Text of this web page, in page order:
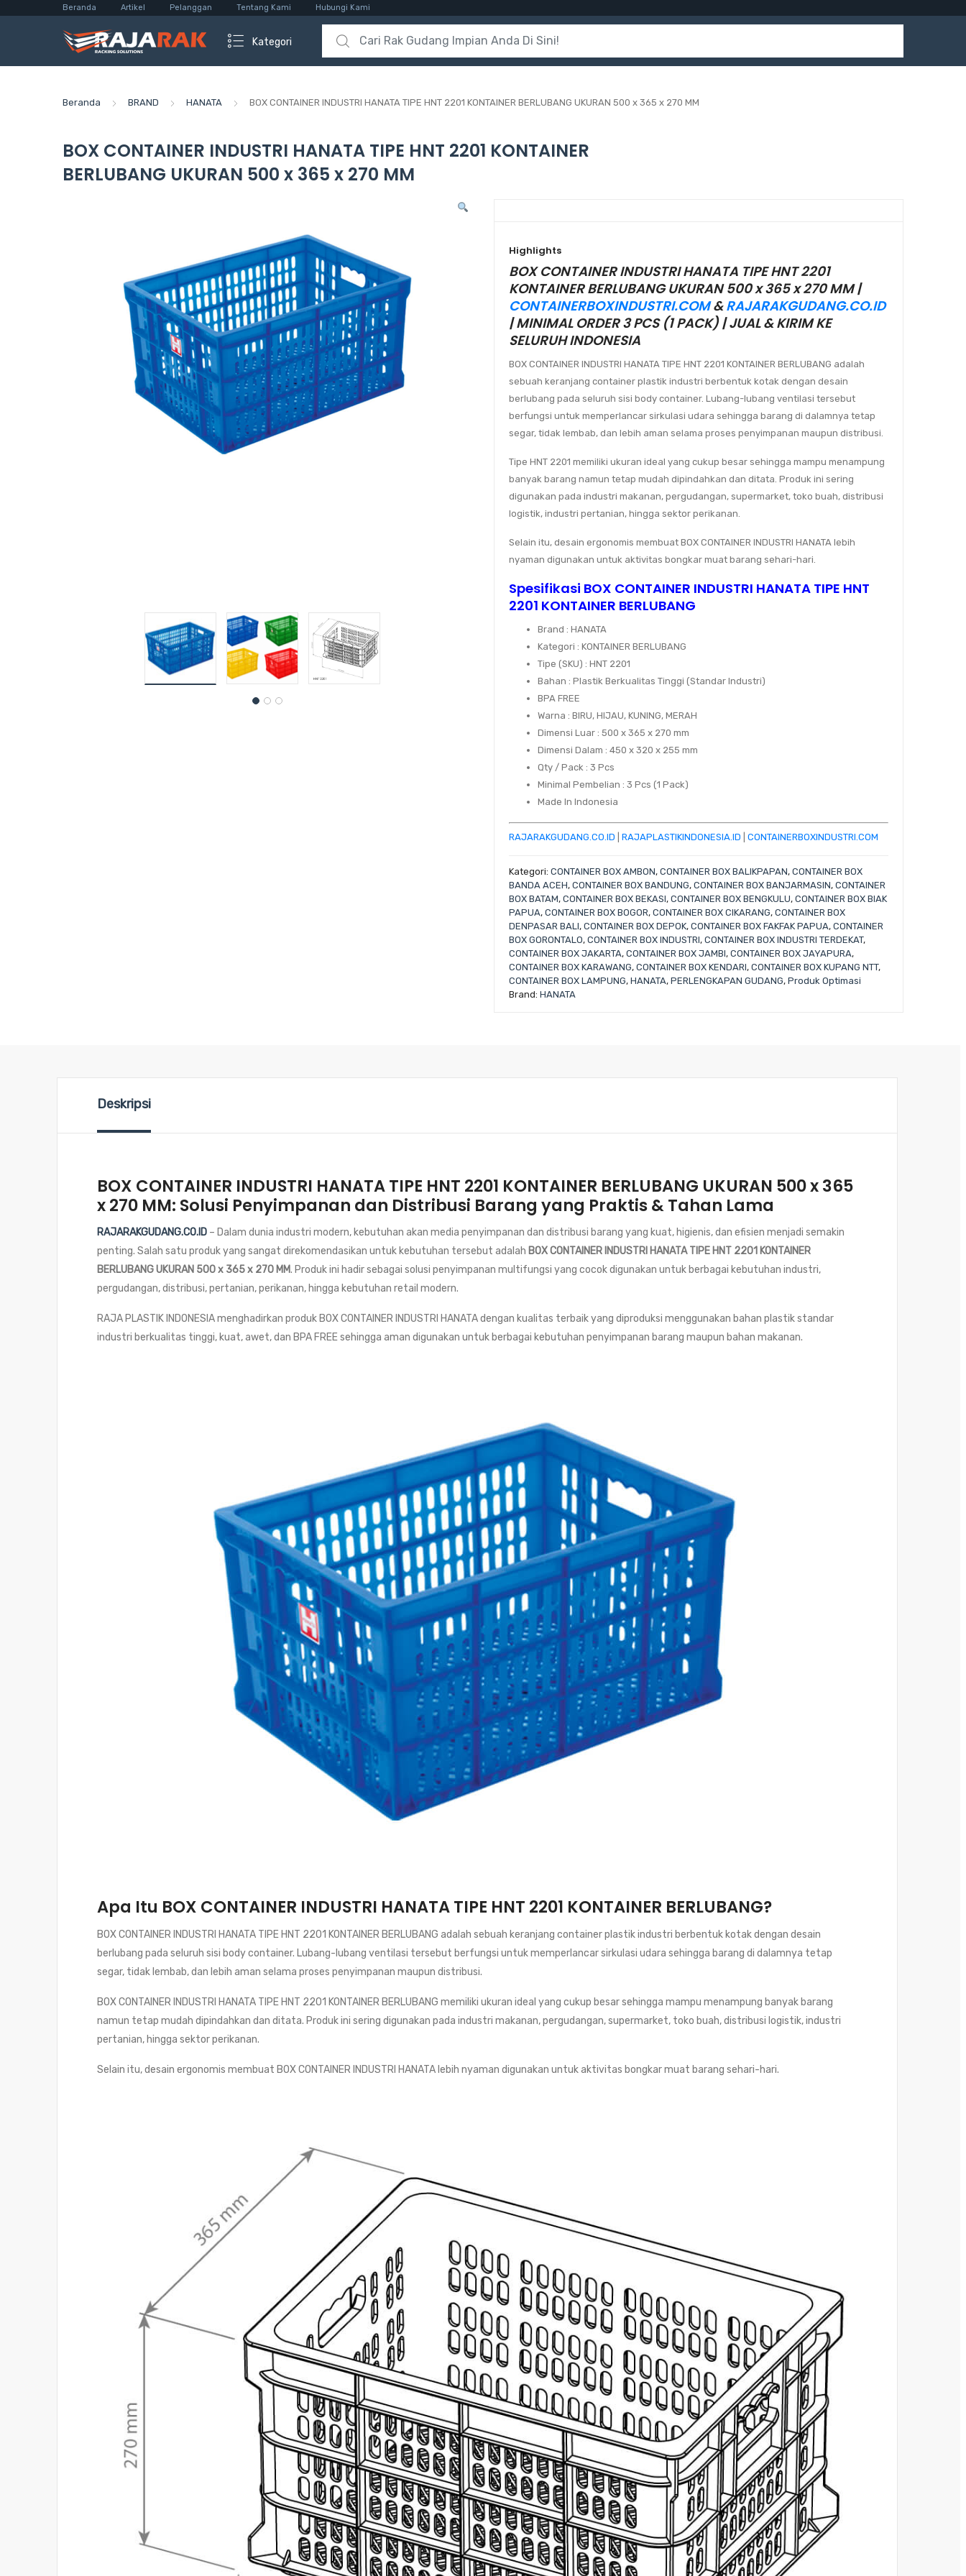
Beranda Artikel Pelanggan Tentang Kami Hubungi Kami
Kategori
Search for:
Beranda BRAND HANATA BOX CONTAINER INDUSTRI HANATA TIPE HNT 2201 KONTAINER BERLUBANG UKURAN 500 x 365 x 270 MM
BOX CONTAINER INDUSTRI HANATA TIPE HNT 2201 KONTAINER
BERLUBANG UKURAN 500 x 365 x 270 MM
Highlights
BOX CONTAINER INDUSTRI HANATA TIPE HNT 2201
KONTAINER BERLUBANG UKURAN 500 x 365 x 270 MM |
CONTAINERBOXINDUSTRI.COM&RAJARAKGUDANG.CO.ID
| MINIMAL ORDER 3 PCS (1 PACK) | JUAL & KIRIM KE
SELURUH INDONESIA
BOX CONTAINER INDUSTRI HANATA TIPE HNT 2201 KONTAINER BERLUBANG adalah
sebuah keranjang container plastik industri berbentuk kotak dengan desain
berlubang pada seluruh sisi body container. Lubang-lubang ventilasi tersebut
berfungsi untuk memperlancar sirkulasi udara sehingga barang di dalamnya tetap
segar, tidak lembab, dan lebih aman selama proses penyimpanan maupun distribusi.
Tipe HNT 2201 memiliki ukuran ideal yang cukup besar sehingga mampu menampung
banyak barang namun tetap mudah dipindahkan dan ditata. Produk ini sering
digunakan pada industri makanan, pergudangan, supermarket, toko buah, distribusi
logistik, industri pertanian, hingga sektor perikanan.
Selain itu, desain ergonomis membuat BOX CONTAINER INDUSTRI HANATA lebih
nyaman digunakan untuk aktivitas bongkar muat barang sehari-hari.
Spesifikasi BOX CONTAINER INDUSTRI HANATA TIPE HNT
2201 KONTAINER BERLUBANG
Brand : HANATA
Kategori : KONTAINER BERLUBANG
Tipe (SKU) : HNT 2201
Bahan : Plastik Berkualitas Tinggi (Standar Industri)
BPA FREE
Warna : BIRU, HIJAU, KUNING, MERAH
Dimensi Luar : 500 x 365 x 270 mm
Dimensi Dalam : 450 x 320 x 255 mm
Qty / Pack : 3 Pcs
Minimal Pembelian : 3 Pcs (1 Pack)
Made In Indonesia
RAJARAKGUDANG.CO.ID RAJAPLASTIKINDONESIA.ID CONTAINERBOXINDUSTRI.COM
Kategori: CONTAINER BOX AMBON, CONTAINER BOX BALIKPAPAN, CONTAINER BOX
BANDA ACEH, CONTAINER BOX BANDUNG, CONTAINER BOX BANJARMASIN, CONTAINER
BOX BATAM, CONTAINER BOX BEKASI, CONTAINER BOX BENGKULU, CONTAINER BOX BIAK
PAPUA, CONTAINER BOX BOGOR, CONTAINER BOX CIKARANG, CONTAINER BOX
DENPASAR BALI, CONTAINER BOX DEPOK, CONTAINER BOX FAKFAK PAPUA, CONTAINER
BOX GORONTALO, CONTAINER BOX INDUSTRI, CONTAINER BOX INDUSTRI TERDEKAT,
CONTAINER BOX JAKARTA, CONTAINER BOX JAMBI, CONTAINER BOX JAYAPURA,
CONTAINER BOX KARAWANG, CONTAINER BOX KENDARI, CONTAINER BOX KUPANG NTT,
CONTAINER BOX LAMPUNG, HANATA, PERLENGKAPAN GUDANG, Produk Optimasi
Brand: HANATA
Deskripsi
BOX CONTAINER INDUSTRI HANATA TIPE HNT 2201 KONTAINER BERLUBANG UKURAN 500 x 365
x 270 MM: Solusi Penyimpanan dan Distribusi Barang yang Praktis & Tahan Lama
RAJARAKGUDANG.CO.ID – Dalam dunia industri modern, kebutuhan akan media penyimpanan dan distribusi barang yang kuat, higienis, dan efisien menjadi semakin
penting. Salah satu produk yang sangat direkomendasikan untuk kebutuhan tersebut adalah BOX CONTAINER INDUSTRI HANATA TIPE HNT 2201 KONTAINER
BERLUBANG UKURAN 500 x 365 x 270 MM. Produk ini hadir sebagai solusi penyimpanan multifungsi yang cocok digunakan untuk berbagai kebutuhan industri,
pergudangan, distribusi, pertanian, perikanan, hingga kebutuhan retail modern.
RAJA PLASTIK INDONESIA menghadirkan produk BOX CONTAINER INDUSTRI HANATA dengan kualitas terbaik yang diproduksi menggunakan bahan plastik standar
industri berkualitas tinggi, kuat, awet, dan BPA FREE sehingga aman digunakan untuk berbagai kebutuhan penyimpanan barang maupun bahan makanan.
Apa Itu BOX CONTAINER INDUSTRI HANATA TIPE HNT 2201 KONTAINER BERLUBANG?
BOX CONTAINER INDUSTRI HANATA TIPE HNT 2201 KONTAINER BERLUBANG adalah sebuah keranjang container plastik industri berbentuk kotak dengan desain
berlubang pada seluruh sisi body container. Lubang-lubang ventilasi tersebut berfungsi untuk memperlancar sirkulasi udara sehingga barang di dalamnya tetap
segar, tidak lembab, dan lebih aman selama proses penyimpanan maupun distribusi.
BOX CONTAINER INDUSTRI HANATA TIPE HNT 2201 KONTAINER BERLUBANG memiliki ukuran ideal yang cukup besar sehingga mampu menampung banyak barang
namun tetap mudah dipindahkan dan ditata. Produk ini sering digunakan pada industri makanan, pergudangan, supermarket, toko buah, distribusi logistik, industri
pertanian, hingga sektor perikanan.
Selain itu, desain ergonomis membuat BOX CONTAINER INDUSTRI HANATA lebih nyaman digunakan untuk aktivitas bongkar muat barang sehari-hari.